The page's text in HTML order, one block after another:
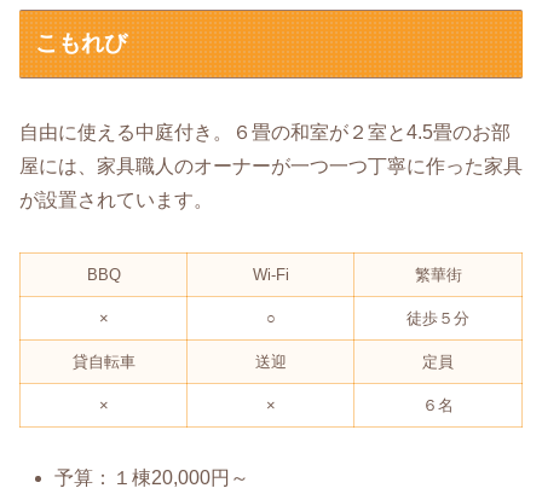
こもれび
自由に使える中庭付き。６畳の和室が２室と4.5畳のお部
屋には、家具職人のオーナーが一つ一つ丁寧に作った家具
が設置されています。
BBQ Wi-Fi 繁華街
× ○ 徒歩５分
貸自転車 送迎 定員
× × ６名
予算：１棟20,000円～